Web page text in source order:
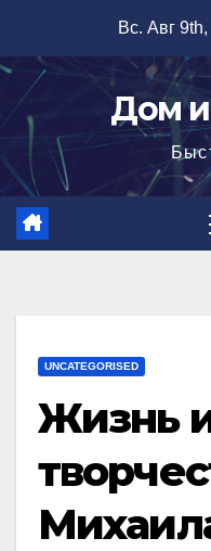
содержимому
Вс. Авг
Дом
UNCATEGORISED
Жизнь